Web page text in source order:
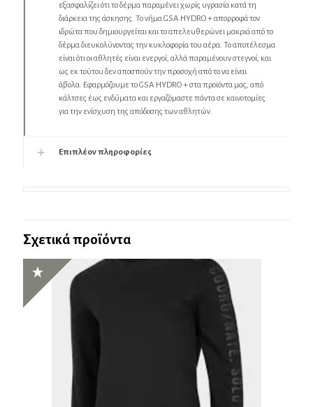
εξασφαλίζει ότι το δέρμα παραμένει χωρίς υγρασία κατά τη
διάρκεια της άσκησης. Το νήμα GSA HYDRO + απορροφά τον
ιδρώτα που δημιουργείται και το απελευθερώνει μακριά από το
δέρμα διευκολύνοντας την κυκλοφορία του αέρα. Το αποτέλεσμα
είναι ότι οι αθλητές είναι ενεργοί, αλλά παραμένουν στεγνοί, και
ως εκ τούτου δεν αποσπούν την προσοχή από το να είναι
άβολα. Εφαρμόζουμε το GSA HYDRO + στα προϊόντα μας, από
κάλτσες έως ενδύματα και εργαζόμαστε πάντα σε καινοτομίες
για την ενίσχυση της απόδοσης των αθλητών.
Επιπλέον πληροφορίες
Σχετικά προϊόντα